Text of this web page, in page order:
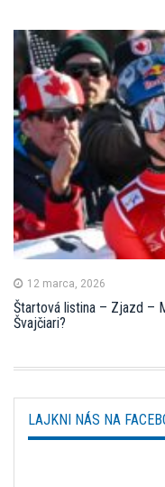
12 marca, 2026
Štartová listina – Zjazd –
Švajčiari?
LAJKNI NÁS NA